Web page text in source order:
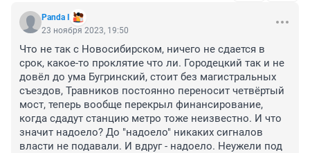
Panda I
23 ноября 2023, 19:50
Что не так с Новосибирском, ничего не сдается в
срок, какое-то проклятие что ли. Городецкий так и не
довёл до ума Бугринский, стоит без магистральных
съездов, Травников постоянно переносит четвёртый
мост, теперь вообще перекрыл финансирование,
когда сдадут станцию метро тоже неизвестно. И что
значит надоело? До "надоело" никаких сигналов
власти не подавали. И вдруг - надоело. Неужели под